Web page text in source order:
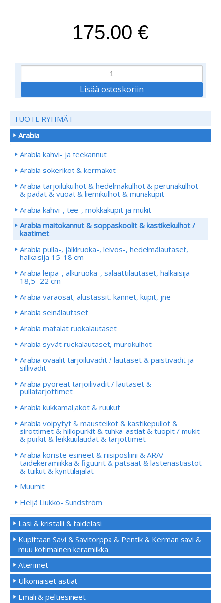
175.00 €
TUOTE RYHMÄT
Arabia
Arabia kahvi- ja teekannut
Arabia sokerikot & kermakot
Arabia tarjoilukulhot & hedelmäkulhot & perunakulhot
& padat & vuoat & liemikulhot & munakupit
Arabia kahvi-, tee-, mokkakupit ja mukit
Arabia maitokannut & soppaskoolit & kastikekulhot /
kaatimet
Arabia pulla-, jälkiruoka-, leivos-, hedelmälautaset,
halkaisija 15-18 cm
Arabia leipä-, alkuruoka-, salaattilautaset, halkaisija
18,5- 22 cm
Arabia varaosat, alustassit, kannet, kupit, jne
Arabia seinälautaset
Arabia matalat ruokalautaset
Arabia syvät ruokalautaset, murokulhot
Arabia ovaalit tarjoiluvadit / lautaset & paistivadit ja
sillivadit
Arabia pyöreät tarjoilivadit / lautaset &
pullatarjottimet
Arabia kukkamaljakot & ruukut
Arabia voipytyt & mausteikot & kastikepullot &
sirottimet & hillopurkit & tuhka-astiat & tuopit / mukit
& purkit & leikkuulaudat & tarjottimet
Arabia koriste esineet & riisiposliini & ARA/
taidekeramiikka & figuurit & patsaat & lastenastiastot
& tuikut & kynttiläjalat
Muumit
Heljä Liukko- Sundström
Lasi & kristalli & taidelasi
Kupittaan Savi & Savitorppa & Pentik & Kerman savi &
muu kotimainen keramiikka
Aterimet
Ulkomaiset astiat
Emali & peltiesineet